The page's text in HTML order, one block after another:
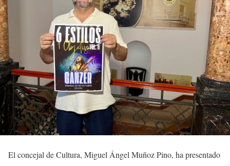
El concejal de Cultura, Miguel Ángel Muñoz Pino, ha presentado